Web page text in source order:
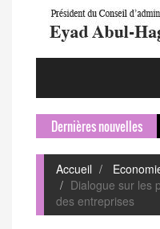
Dernières nouvelles
Accueil
Dialogue sur les
des entreprises